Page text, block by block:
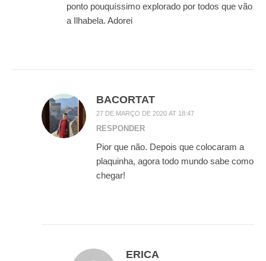
ponto pouquíssimo explorado por todos que vão
a Ilhabela. Adorei
BACORTAT
27 DE MARÇO DE 2020 AT 18:47
RESPONDER
Pior que não. Depois que colocaram a
plaquinha, agora todo mundo sabe como
chegar!
ERICA